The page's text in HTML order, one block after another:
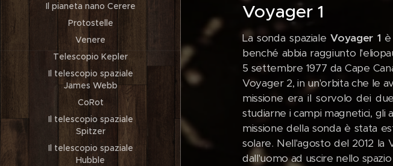
Il pianeta nano Cerere
Protostelle
Venere
Telescopio Kepler
Il telescopio spaziale
James Webb
CoRot
Il telescopio spaziale
Spitzer
Il telescopio spaziale
Hubble
Voyager 1
La sonda spazialeVoyager 1
benché abbia raggiunto
5 settembre 1977 da Cape
Voyager 2, in un'orbita che le
missione era il sorvolo dei
studiarne i campi magnetici, gli
missione della sonda è stata
solare. Nell'agosto del 2012 la
dall'uomo ad uscire nello